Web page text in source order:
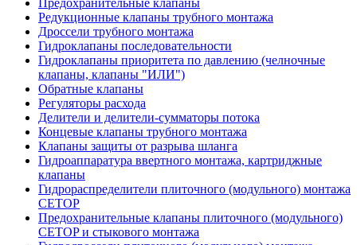
Редукционные клапаны трубного монтажа
Дроссели трубного монтажа
Гидроклапаны последовательности
Гидроклапаны приоритета по давлению (челночные
клапаны, клапаны "ИЛИ")
Обратные клапаны
Регуляторы расхода
Делители и делители-сумматоры потока
Концевые клапаны трубного монтажа
Клапаны защиты от разрыва шланга
Гидроаппаратура ввертного монтажа, картриджные
клапаны
Гидрораспределители плиточного (модульного) монтажa
CETOP
Предохранительные клапаны плиточного (модульного)
CETOP и стыкового монтажа